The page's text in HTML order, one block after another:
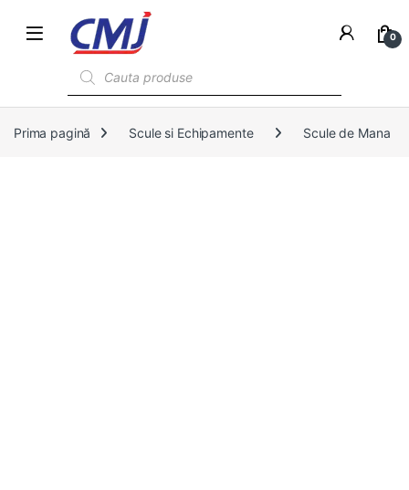
0
Prima pagină Scule si Echipamente Scule de Mana